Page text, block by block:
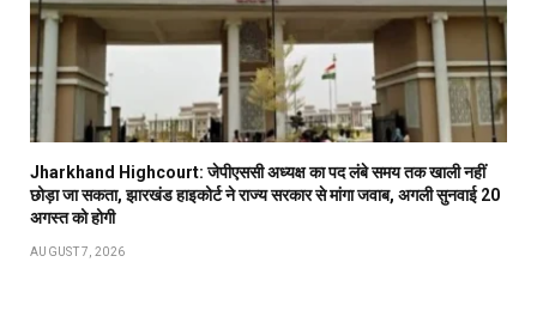
Jharkhand Highcourt: जेपीएससी अध्यक्ष का पद लंबे समय तक खाली नहीं
छोड़ा जा सकता, झारखंड हाइकोर्ट ने राज्य सरकार से मांगा जवाब, अगली सुनवाई 20
अगस्त को होगी
AUGUST 7, 2026